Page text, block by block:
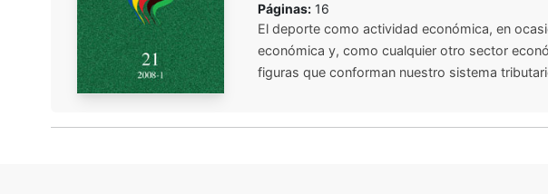
Páginas: 16
El deporte como actividad económica, en
económica y, como cualquier otro sector
figuras que conforman nuestro sistema